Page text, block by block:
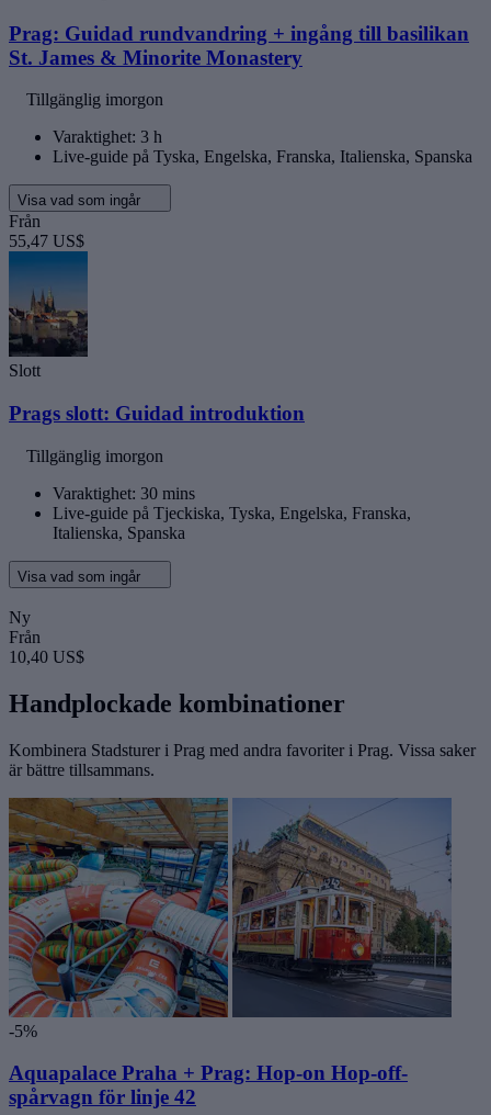
Prag: Guidad rundvandring + ingång till basilikan
St. James & Minorite Monastery
Tillgänglig imorgon
Varaktighet: 3 h
Live-guide på Tyska, Engelska, Franska, Italienska, Spanska
Visa vad som ingår
Från
55,47 US$
Slott
Prags slott: Guidad introduktion
Tillgänglig imorgon
Varaktighet: 30 mins
Live-guide på Tjeckiska, Tyska, Engelska, Franska,
Italienska, Spanska
Visa vad som ingår
Ny
Från
10,40 US$
Handplockade kombinationer
Kombinera Stadsturer i Prag med andra favoriter i Prag. Vissa saker
är bättre tillsammans.
-5%
Aquapalace Praha + Prag: Hop-on Hop-off-
spårvagn för linje 42